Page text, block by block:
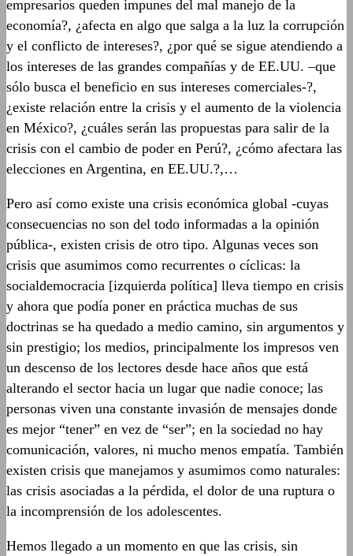
empresarios queden impunes del mal manejo de la
economía?, ¿afecta en algo que salga a la luz la corrupción
y el conflicto de intereses?, ¿por qué se sigue atendiendo a
los intereses de las grandes compañías y de EE.UU. –que
sólo busca el beneficio en sus intereses comerciales-?,
¿existe relación entre la crisis y el aumento de la violencia
en México?, ¿cuáles serán las propuestas para salir de la
crisis con el cambio de poder en Perú?, ¿cómo afectara las
elecciones en Argentina, en EE.UU.?,…
Pero así como existe una crisis económica global -cuyas
consecuencias no son del todo informadas a la opinión
pública-, existen crisis de otro tipo. Algunas veces son
crisis que asumimos como recurrentes o cíclicas: la
socialdemocracia [izquierda política] lleva tiempo en crisis
y ahora que podía poner en práctica muchas de sus
doctrinas se ha quedado a medio camino, sin argumentos y
sin prestigio; los medios, principalmente los impresos ven
un descenso de los lectores desde hace años que está
alterando el sector hacia un lugar que nadie conoce; las
personas viven una constante invasión de mensajes donde
es mejor “tener” en vez de “ser”; en la sociedad no hay
comunicación, valores, ni mucho menos empatía. También
existen crisis que manejamos y asumimos como naturales:
las crisis asociadas a la pérdida, el dolor de una ruptura o
la incomprensión de los adolescentes.
Hemos llegado a un momento en que las crisis, sin